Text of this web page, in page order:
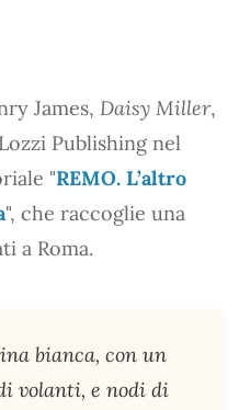
James, Daisy Miller,
Publishing nel
"REMO. L’altro
", che raccoglie una
a Roma.
bianca, con un
volanti, e nodi di